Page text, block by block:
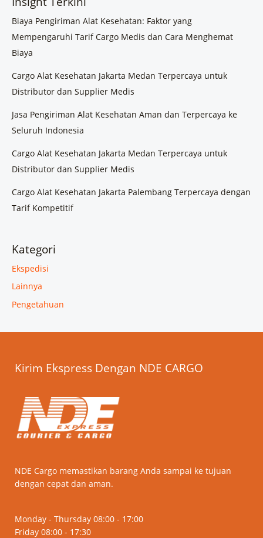
Biaya Pengiriman Alat Kesehatan: Faktor yang
Mempengaruhi Tarif Cargo Medis dan Cara Menghemat
Biaya
Cargo Alat Kesehatan Jakarta Medan Terpercaya untuk
Distributor dan Supplier Medis
Jasa Pengiriman Alat Kesehatan Aman dan Terpercaya ke
Seluruh Indonesia
Cargo Alat Kesehatan Jakarta Medan Terpercaya untuk
Distributor dan Supplier Medis
Cargo Alat Kesehatan Jakarta Palembang Terpercaya dengan
Tarif Kompetitif
Kategori
Ekspedisi
Lainnya
Pengetahuan
Kirim Ekspress Dengan NDE CARGO
NDE Cargo memastikan barang Anda sampai ke tujuan
dengan cepat dan aman.
Monday - Thursday 08:00 - 17:00
Friday 08:00 - 17:30